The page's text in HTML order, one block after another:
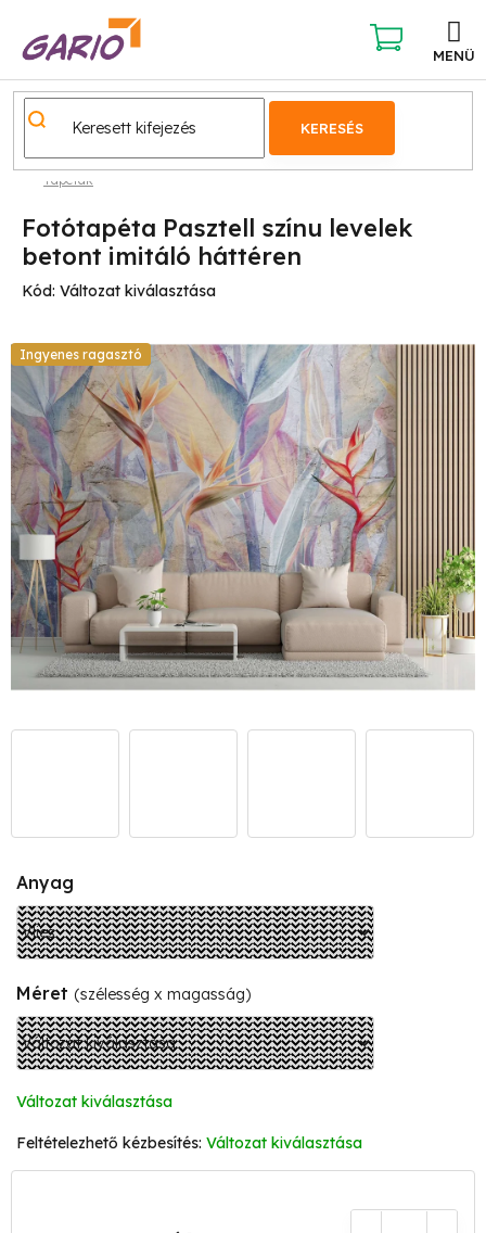
KERESÉS
KOSÁR
Tapéták
Fotótapéta Pasztell színu levelek
betont imitáló háttéren
Kód: Változat kiválasztása
Ingyenes ragasztó
Anyag
Méret (szélesség x magasság)
Változat kiválasztása
Változat kiválasztása